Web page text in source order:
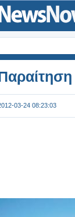
03-24 08:23:03